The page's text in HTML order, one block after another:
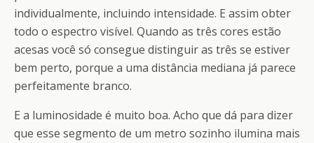
individualmente, incluindo intensidade. E assim obter
todo o espectro visível. Quando as três cores estão
acesas você só consegue distinguir as três se estiver
bem perto, porque a uma distância mediana já parece
perfeitamente branco.
E a luminosidade é muito boa. Acho que dá para dizer
que esse segmento de um metro sozinho ilumina mais